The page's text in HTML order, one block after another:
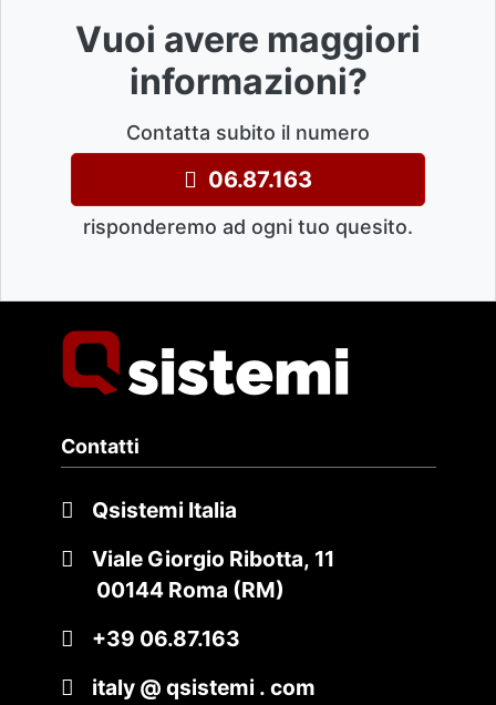
Vuoi avere maggiori
informazioni?
Contatta subito il numero
06.87.163
risponderemo ad ogni tuo quesito.
Contatti
Qsistemi Italia
Viale Giorgio Ribotta, 11
00144 Roma (RM)
+39 06.87.163
italy @ qsistemi . com